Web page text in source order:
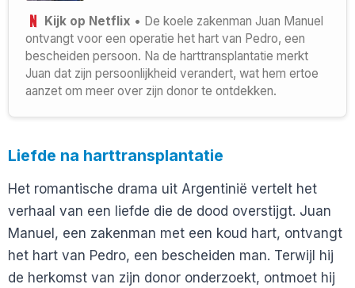
Kijk op Netflix • De koele zakenman Juan Manuel
ontvangt voor een operatie het hart van Pedro, een
bescheiden persoon. Na de harttransplantatie merkt
Juan dat zijn persoonlijkheid verandert, wat hem ertoe
aanzet om meer over zijn donor te ontdekken.
Liefde na harttransplantatie
Het romantische drama uit Argentinië vertelt het
verhaal van een liefde die de dood overstijgt. Juan
Manuel, een zakenman met een koud hart, ontvangt
het hart van Pedro, een bescheiden man. Terwijl hij
de herkomst van zijn donor onderzoekt, ontmoet hij